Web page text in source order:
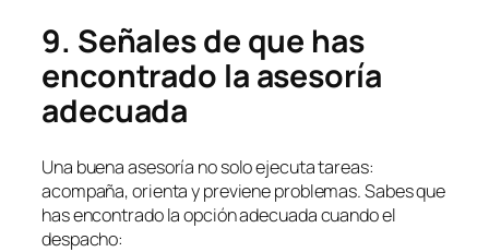
9. Señales de que has
encontrado la asesoría
adecuada
Una buena asesoría no solo ejecuta tareas:
acompaña, orienta y previene problemas. Sabes que
has encontrado la opción adecuada cuando el
despacho: